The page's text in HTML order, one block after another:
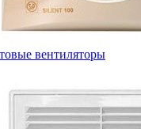
вентиляторы